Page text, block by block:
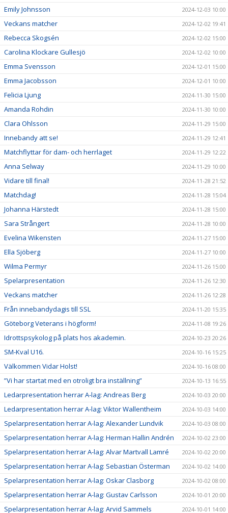
Emily Johnsson 2024-12-03 10:00
Veckans matcher 2024-12-02 19:41
Rebecca Skogsén 2024-12-02 15:00
Carolina Klockare Gullesjö 2024-12-02 10:00
Emma Svensson 2024-12-01 15:00
Emma Jacobsson 2024-12-01 10:00
Felicia Ljung 2024-11-30 15:00
Amanda Rohdin 2024-11-30 10:00
Clara Ohlsson 2024-11-29 15:00
Innebandy att se! 2024-11-29 12:41
Matchflyttar för dam- och herrlaget 2024-11-29 12:22
Anna Selway 2024-11-29 10:00
Vidare till final! 2024-11-28 21:52
Matchdag! 2024-11-28 15:04
Johanna Härstedt 2024-11-28 15:00
Sara Strångert 2024-11-28 10:00
Evelina Wikensten 2024-11-27 15:00
Ella Sjöberg 2024-11-27 10:00
Wilma Permyr 2024-11-26 15:00
Spelarpresentation 2024-11-26 12:30
Veckans matcher 2024-11-26 12:28
Från innebandydagis till SSL 2024-11-20 15:35
Göteborg Veterans i högform! 2024-11-08 19:26
Idrottspsykolog på plats hos akademin. 2024-10-23 20:26
SM-Kval U16. 2024-10-16 15:25
Välkommen Vidar Holst! 2024-10-16 08:00
”Vi har startat med en otroligt bra inställning” 2024-10-13 16:55
Ledarpresentation herrar A-lag: Andreas Berg 2024-10-03 20:00
Ledarpresentation herrar A-lag: Viktor Wallentheim 2024-10-03 14:00
Spelarpresentation herrar A-lag: Alexander Lundvik 2024-10-03 08:00
Spelarpresentation herrar A-lag: Herman Hallin Andrén 2024-10-02 23:00
Spelarpresentation herrar A-lag: Alvar Martvall Lamré 2024-10-02 20:00
Spelarpresentation herrar A-lag: Sebastian Österman 2024-10-02 14:00
Spelarpresentation herrar A-lag: Oskar Clasborg 2024-10-02 08:00
Spelarpresentation herrar A-lag: Gustav Carlsson 2024-10-01 20:00
Spelarpresentation herrar A-lag: Arvid Sammels 2024-10-01 14:00